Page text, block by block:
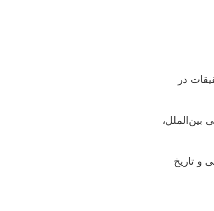
در
بین‌الملل،
و تاریخ